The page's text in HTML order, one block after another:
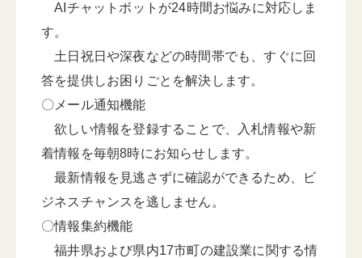
AIチャットボットが24時間お悩みに対応しま
す。
土日祝日や深夜などの時間帯でも、すぐに回
答を提供しお困りごとを解決します。
〇メール通知機能
欲しい情報を登録することで、入札情報や新
着情報を毎朝8時にお知らせします。
最新情報を見逃さずに確認ができるため、ビ
ジネスチャンスを逃しません。
〇情報集約機能
福井県および県内17市町の建設業に関する情